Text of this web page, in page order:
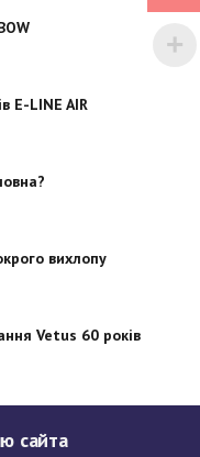
E-LINE AIR
вихлопу
Vetus 60 років
сайта